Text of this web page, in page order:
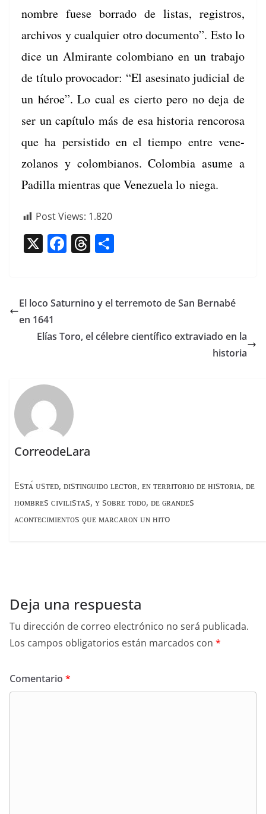
nom­bre fuese bor­ra­do de lis­tas, reg­istros,
archivos y cualquier otro doc­u­men­to”. Esto lo
dice un Almi­rante colom­biano en un tra­ba­jo
de títu­lo provo­cador: “El asesina­to judi­cial de
un héroe”. Lo cual es cier­to pero no deja de
ser un capí­tu­lo más de esa his­to­ria ren­corosa
que ha per­sis­ti­do en el tiem­po entre vene­
zolanos y colom­bianos. Colom­bia asume a
Padil­la mien­tras que Venezuela lo niega.
Post Views: 1.820
X F
e
o
T
a
s
p
tir
El loco Saturnino y el terremoto de San Bernabé
en 1641
Elías Toro, el célebre científico extraviado en la
historia
CorreodeLara
Esᴛᴀ́ ᴜsᴛᴇᴅ, ᴅɪsᴛɪɴɢᴜɪᴅᴏ ʟᴇᴄᴛᴏʀ, ᴇɴ ᴛᴇʀʀɪᴛᴏʀɪᴏ ᴅᴇ ʜɪsᴛᴏʀɪᴀ, ᴅᴇ
ʜᴏᴍʙʀᴇs ᴄɪᴠɪʟɪsᴛᴀs, ʏ sᴏʙʀᴇ ᴛᴏᴅᴏ, ᴅᴇ ɢʀᴀɴᴅᴇs
ᴀᴄᴏɴᴛᴇᴄɪᴍɪᴇɴᴛᴏs ϙᴜᴇ ᴍᴀʀᴄᴀʀᴏɴ ᴜɴ ʜɪᴛo
Deja una respuesta
Tu dirección de correo electrónico no será publicada.
Los campos obligatorios están marcados con *
Comentario *